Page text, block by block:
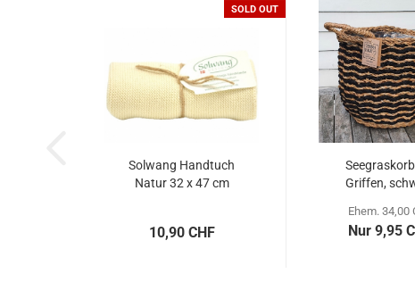
SOLD OUT
Solwang Handtuch
Natur 32 x 47 cm
10,90 CHF
Griffen,
Ehem. 34,00
Nur 9,95